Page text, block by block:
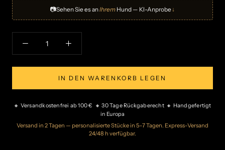
📷Sehen Sie es anIhrem Hund — KI-Anprobe↓
IN DEN WARENKORB LEGEN
🔸 Versandkostenfrei ab 100 € 🔸 30 Tage Rückgaberecht 🔸 Handgefertigt
in Europa
Versand in 2 Tagen — personalisierte Stücke in 5–7 Tagen. Express-Versand
24/48 h verfügbar.